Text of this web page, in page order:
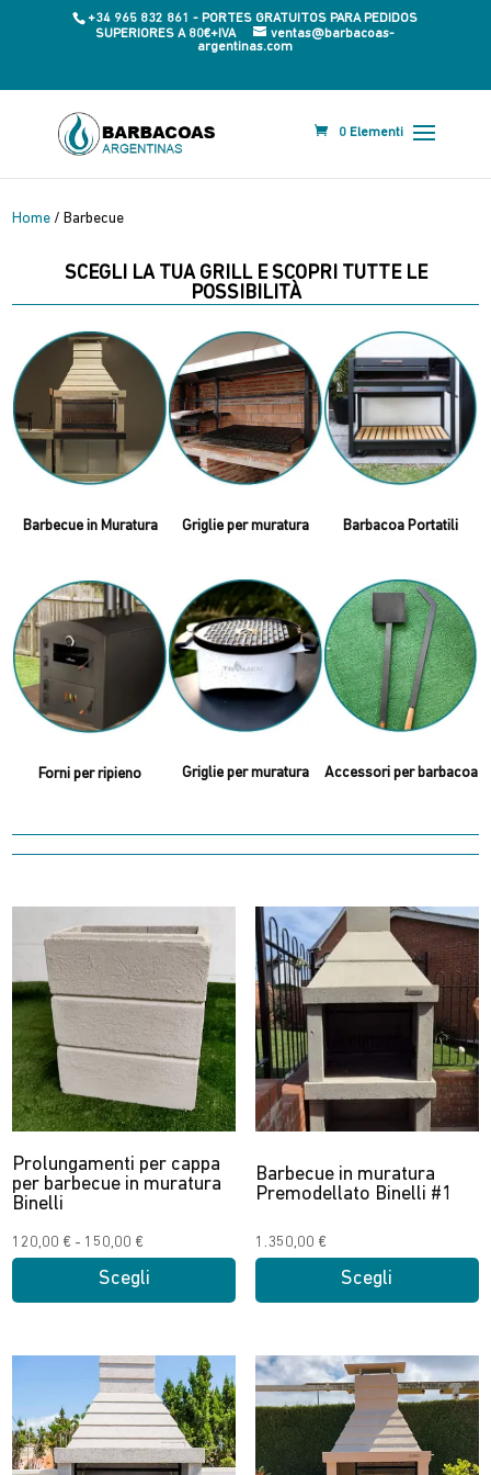
+34 965 832 861 - PORTES GRATUITOS PARA PEDIDOS
SUPERIORES A 80€+IVA
ventas@barbacoas-
argentinas.com
0 Elementi
Home / Barbecue
SCEGLI LA TUA GRILL E SCOPRI TUTTE LE
POSSIBILITÀ
Barbecue in Muratura Griglie per muratura Barbacoa Portatili
Forni per ripieno Griglie per muratura Accessori per barbacoa
Prolungamenti per cappa
per barbecue in muratura
Binelli
120,00 € - 150,00 €
di
120,00 €
a
150,00 €
Scegli
varianti.
Le
Barbecue in muratura
Premodellato Binelli #1
1.350,00 €
Scegli
ha
varianti.